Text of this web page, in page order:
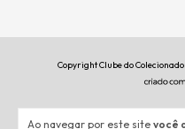
Ao navegar por este site você
Copyright Clube do